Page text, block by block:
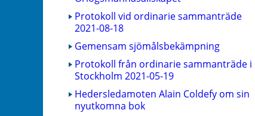
Protokoll vid ordinarie sammanträde
2021-08-18
Gemensam sjömålsbekämpning
Protokoll från ordinarie sammanträde i
Stockholm 2021-05-19
Hedersledamoten Alain Coldefy om sin
nyutkomna bok